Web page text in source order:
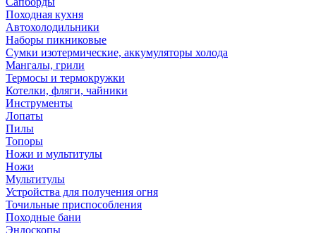
Походная кухня
Автохолодильники
Наборы пикниковые
Сумки изотермические, аккумуляторы холода
Мангалы, грили
Термосы и термокружки
Котелки, фляги, чайники
Инструменты
Лопаты
Пилы
Топоры
Ножи и мультитулы
Ножи
Мультитулы
Устройства для получения огня
Точильные приспособления
Походные бани
Эндоскопы